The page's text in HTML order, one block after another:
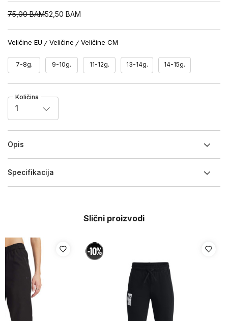
75,00 BAM52,50 BAM
Veličine EU Veličine Veličine CM
7-8g. 9-10g. 11-12g. 13-14g. 14-15g.
Količina
1
Opis
Specifikacija
Slični proizvodi